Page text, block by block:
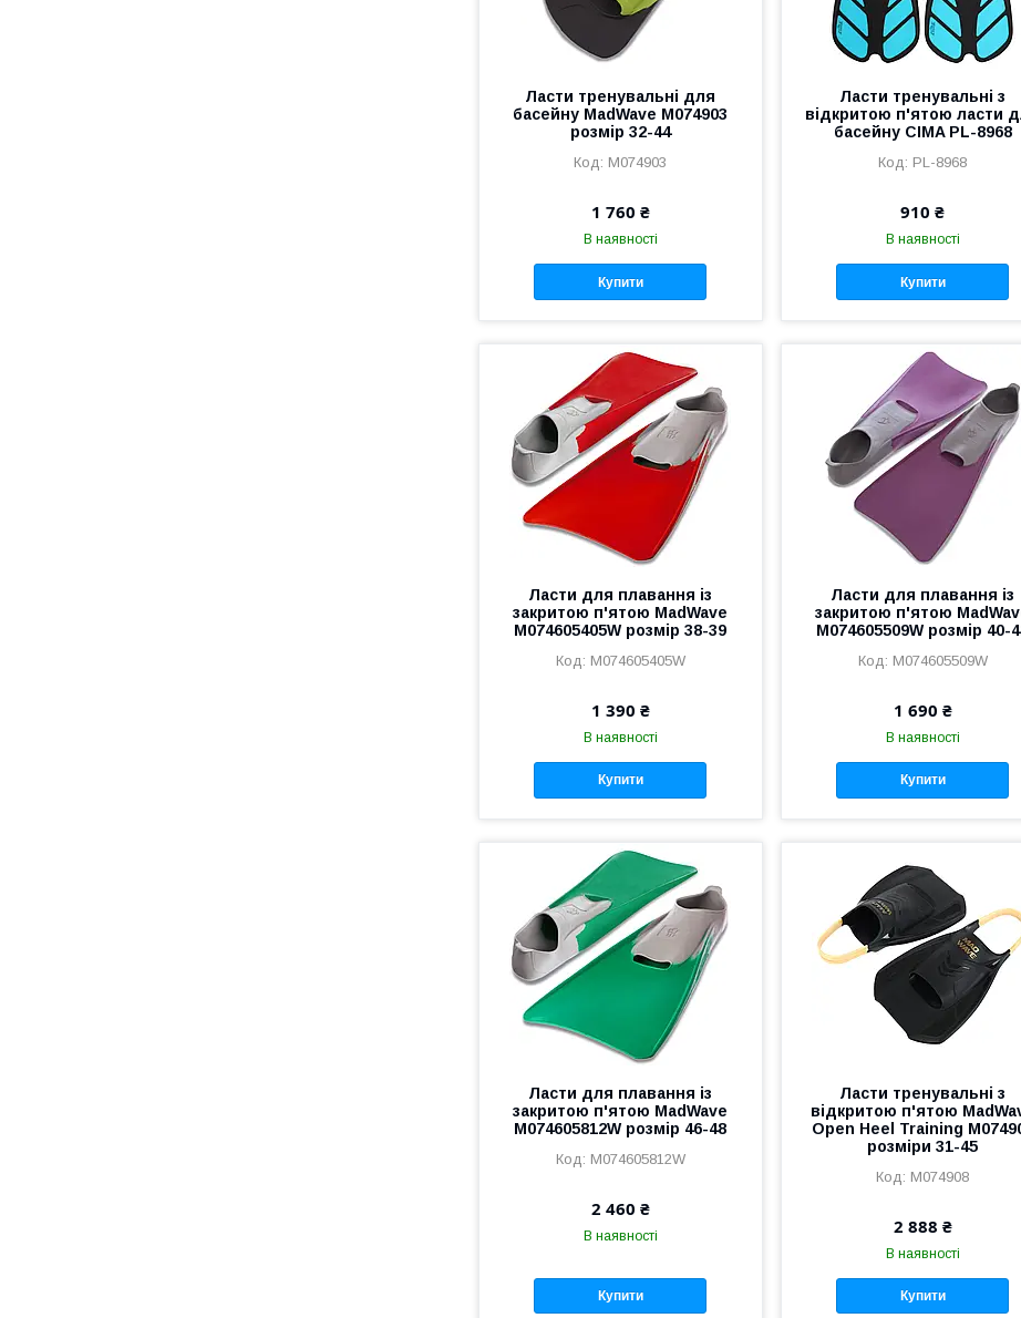
Ласти тренувальні для
басейну MadWave M074903
розмір 32-44
M074903
1 760 ₴
В наявності
Купити
Ласти тренувальні з
відкритою п'ятою ласти
басейну CIMA PL-8968
PL-8968
910 ₴
В наявності
Купити
Ласти для плавання із
закритою п'ятою MadWave
M074605405W розмір 38-39
M074605405W
1 390 ₴
В наявності
Купити
Ласти для плавання із
закритою п'ятою
M074605509W розмір 40-
M074605509W
1 690 ₴
В наявності
Купити
Ласти для плавання із
закритою п'ятою MadWave
M074605812W розмір 46-48
M074605812W
2 460 ₴
В наявності
Купити
Ласти тренувальні з
відкритою п'ятою
Open Heel Training
розміри 31-45
M074908
2 888 ₴
В наявності
Купити